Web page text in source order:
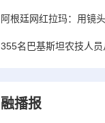
阿根廷网红拉玛：用镜
355名巴基斯坦农技人员
融播报